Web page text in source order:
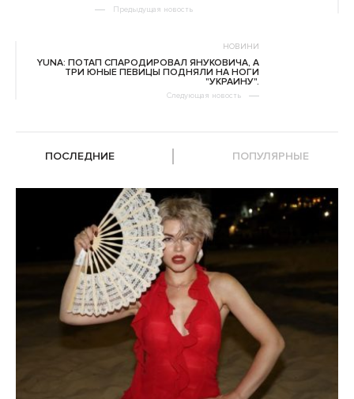
Предыдущая новость
НОВИНИ
YUNA: ПОТАП СПАРОДИРОВАЛ ЯНУКОВИЧА, А
ТРИ ЮНЫЕ ПЕВИЦЫ ПОДНЯЛИ НА НОГИ
"УКРАИНУ".
Следующая новость
ПОСЛЕДНИЕ ПОПУЛЯРНЫЕ